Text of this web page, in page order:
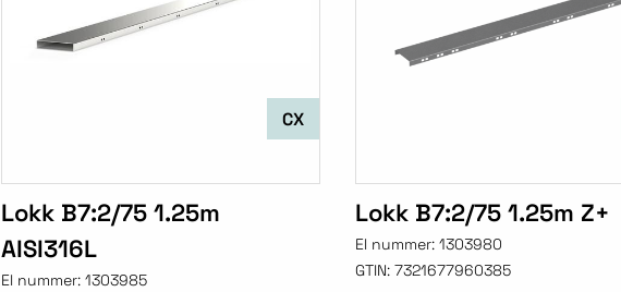
CX
Lokk B7:2/75 1.25m
AISI316L
El nummer: 1303985
Lokk B7:2/75 1.25m Z+
El nummer: 1303980
GTIN: 7321677960385